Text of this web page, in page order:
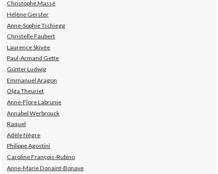
Christophe Massé
Hélène Gerster
Anne-Sophie Tschiegg
Christelle Faubert
Laurence Skivée
Paul-Armand Gette
Günter Ludwig
Emmanuel Aragon
Olga Theuriet
Anne-Flore Labrunie
Annabel Werbrouck
Raquel
Adèle Nègre
Philippe Agostini
Caroline François-Rubino
Anne-Marie Donaint-Bonave